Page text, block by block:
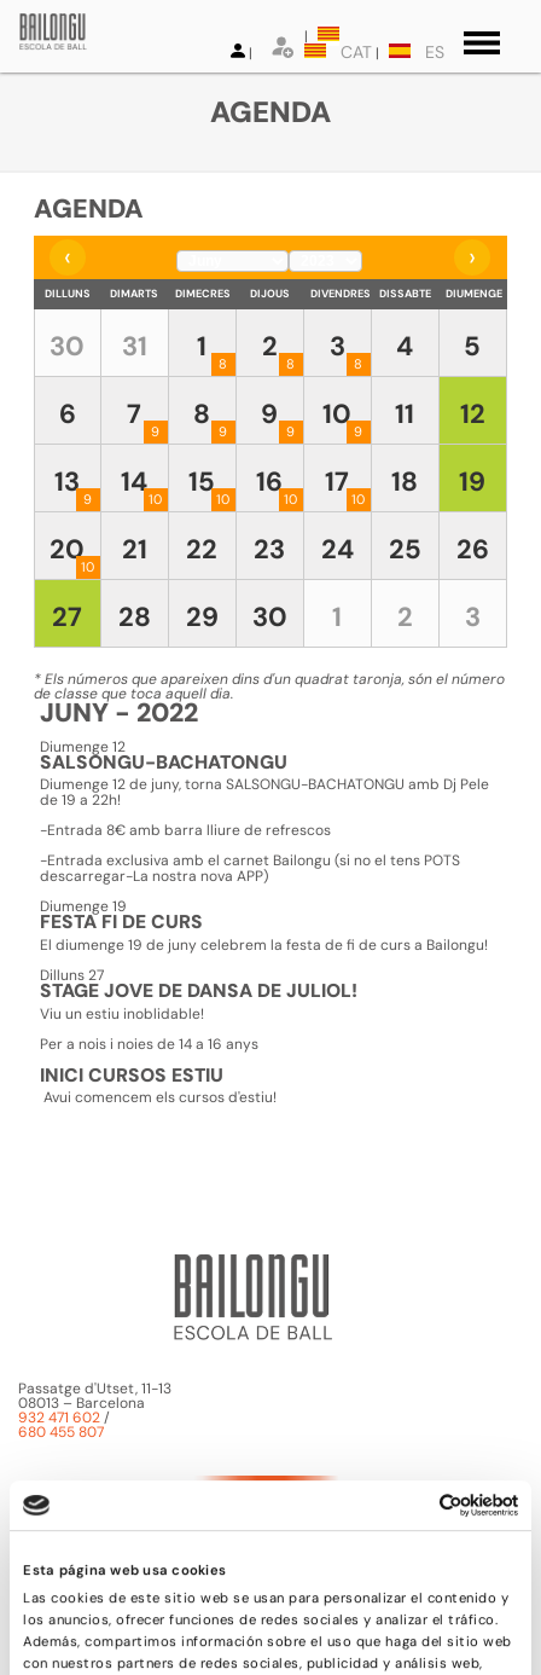
Esta página web usa cookies
Las cookies de este sitio web se usan para personalizar el contenido y
los anuncios, ofrecer funciones de redes sociales y analizar el tráfico.
Además, compartimos información sobre el uso que haga del sitio web
con nuestros partners de redes sociales, publicidad y análisis web,
CAT ES
AGENDA
AGENDA
‹
›
DILLUNS DIMARTS DIMECRES DIJOUS DIVENDRES DISSABTE DIUMENGE
30 31 1 8 2 8 3 8 4
5
6
7 9 8 9 9 9 109 11
12
13 9 1410 1510 1610 1710 18
19
2010 21 22 23 24 25
26
27
28 29 30 1 2 3
* Els números que apareixen dins d'un quadrat taronja, són el número
de classe que toca aquell dia.
JUNY - 2022
Diumenge 12
SALSONGU-BACHATONGU
Diumenge 12 de juny, torna SALSONGU-BACHATONGU amb Dj Pele
de 19 a 22h!
-Entrada 8€ amb barra lliure de refrescos
-Entrada exclusiva amb el carnet Bailongu (si no el tens POTS
descarregar-La nostra nova APP)
Diumenge 19
FESTA FI DE CURS
El diumenge 19 de juny celebrem la festa de fi de curs a Bailongu!
Dilluns 27
STAGE JOVE DE DANSA DE JULIOL!
Viu un estiu inoblidable!
Per a nois i noies de 14 a 16 anys
INICI CURSOS ESTIU
Avui comencem els cursos d'estiu!
Passatge d'Utset, 11-13
08013 – Barcelona
932 471 602/
680 455 807